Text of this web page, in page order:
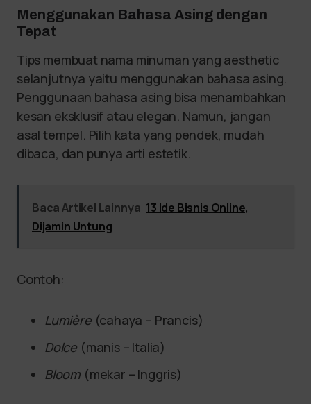
Menggunakan Bahasa Asing dengan
Tepat
Tips membuat nama minuman yang aesthetic
selanjutnya yaitu menggunakan bahasa asing.
Penggunaan bahasa asing bisa menambahkan
kesan eksklusif atau elegan. Namun, jangan
asal tempel. Pilih kata yang pendek, mudah
dibaca, dan punya arti estetik.
Baca Artikel Lainnya 13 Ide Bisnis Online,
Dijamin Untung
Contoh:
Lumière(cahaya – Prancis)
Dolce (manis – Italia)
Bloom (mekar – Inggris)